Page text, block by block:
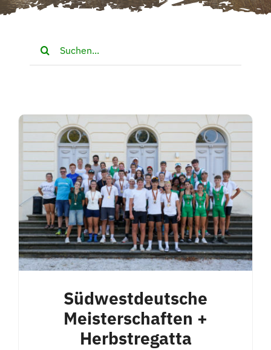
Suche
nach:
Südwestdeutsche
Meisterschaften +
Herbstregatta